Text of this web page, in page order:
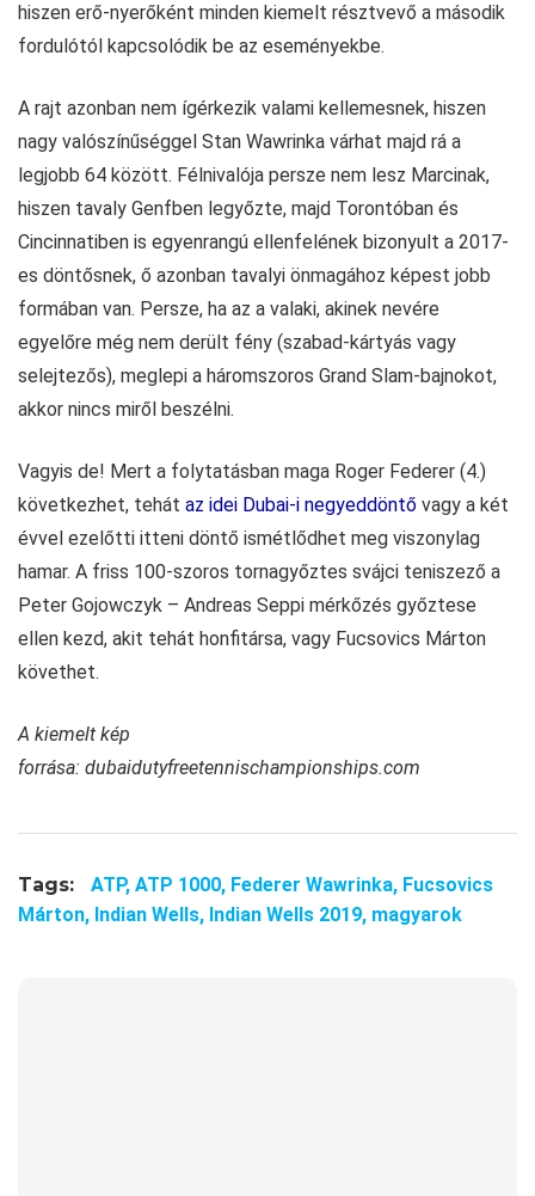
hiszen erő-nyerőként minden kiemelt résztvevő a második
fordulótól kapcsolódik be az eseményekbe.
A rajt azonban nem ígérkezik valami kellemesnek, hiszen
nagy valószínűséggel Stan Wawrinka várhat majd rá a
legjobb 64 között. Félnivalója persze nem lesz Marcinak,
hiszen tavaly Genfben legyőzte, majd Torontóban és
Cincinnatiben is egyenrangú ellenfelének bizonyult a 2017-
es döntősnek, ő azonban tavalyi önmagához képest jobb
formában van. Persze, ha az a valaki, akinek nevére
egyelőre még nem derült fény (szabad-kártyás vagy
selejtezős), meglepi a háromszoros Grand Slam-bajnokot,
akkor nincs miről beszélni.
Vagyis de! Mert a folytatásban maga Roger Federer (4.)
következhet, tehát az idei Dubai-i negyeddöntő vagy a két
évvel ezelőtti itteni döntő ismétlődhet meg viszonylag
hamar. A friss 100-szoros tornagyőztes svájci teniszező a
Peter Gojowczyk – Andreas Seppi mérkőzés győztese
ellen kezd, akit tehát honfitársa, vagy Fucsovics Márton
követhet.
A kiemelt kép
forrása: dubaidutyfreetennischampionships.com
Tags: ATP, ATP 1000, Federer Wawrinka, Fucsovics
Márton, Indian Wells, Indian Wells 2019, magyarok